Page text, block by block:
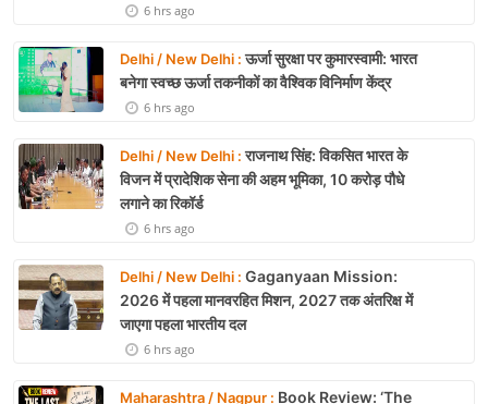
6 hrs ago
Delhi / New Delhi :ऊर्जा सुरक्षा पर कुमारस्वामी: भारत
बनेगा स्वच्छ ऊर्जा तकनीकों का वैश्विक विनिर्माण केंद्र
6 hrs ago
Delhi / New Delhi :राजनाथ सिंह: विकसित भारत के
विजन में प्रादेशिक सेना की अहम भूमिका, 10 करोड़ पौधे
लगाने का रिकॉर्ड
6 hrs ago
Delhi / New Delhi : Gaganyaan Mission:
2026 में पहला मानवरहित मिशन, 2027 तक अंतरिक्ष में
जाएगा पहला भारतीय दल
6 hrs ago
Maharashtra / Nagpur : Book Review: ‘The